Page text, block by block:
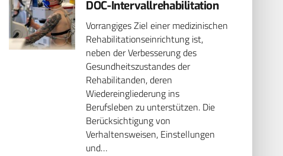
DOC-Intervallrehabilitation
Vorrangiges Ziel einer medizinischen
Rehabilitationseinrichtung ist,
neben der Verbesserung des
Gesundheitszustandes der
Rehabilitanden, deren
Wiedereingliederung ins
Berufsleben zu unterstützen. Die
Berücksichtigung von
Verhaltensweisen, Einstellungen
und…